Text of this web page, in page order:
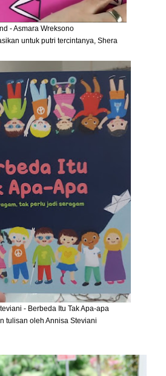
- Asmara Wreksono
untuk putri tercintanya, Shera
- Berbeda Itu Tak Apa-apa
tulisan oleh Annisa Steviani